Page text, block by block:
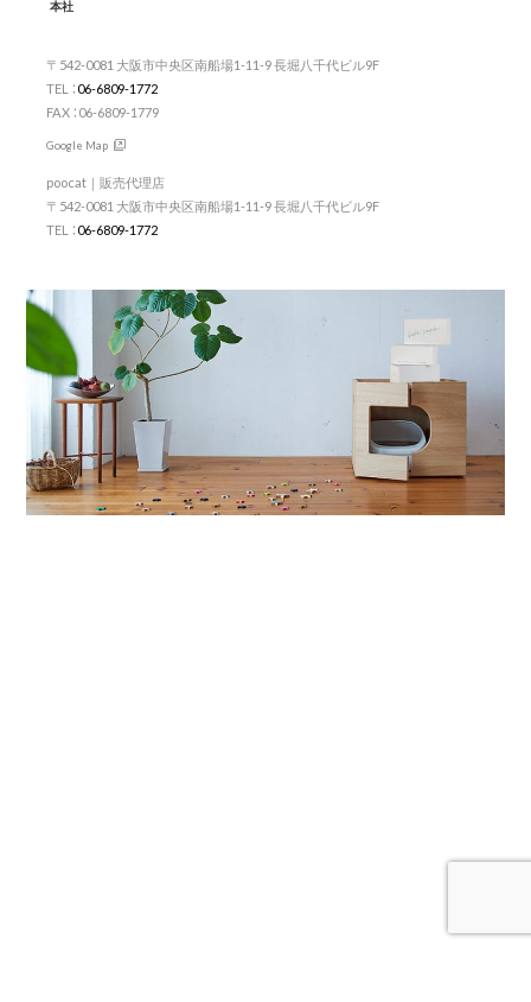
本社
〒542-0081 大阪市中央区南船場1-11-9 長堀八千代ビル9F
TEL ：06-6809-1772
FAX ：06-6809-1779
Google Map
poocat｜販売代理店
〒542-0081 大阪市中央区南船場1-11-9 長堀八千代ビル9F
TEL ：06-6809-1772